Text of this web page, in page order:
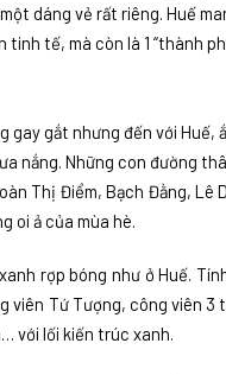
dáng vẻ rất riêng. Huế
tế, mà còn là 1 “thành
gay gắt nhưng đến với
nắng. Những con đường
Thị Điểm, Bạch Đằng,
oi ả của mùa hè.
rợp bóng như ở Huế.
viên Tứ Tượng, công viên
với lối kiến trúc xanh.